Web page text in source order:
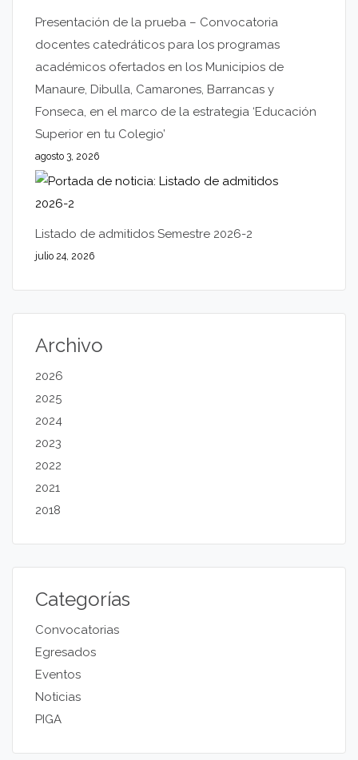
Presentación de la prueba – Convocatoria
docentes catedráticos para los programas
académicos ofertados en los Municipios de
Manaure, Dibulla, Camarones, Barrancas y
Fonseca, en el marco de la estrategia ‘Educación
Superior en tu Colegio’
agosto 3, 2026
Listado de admitidos Semestre 2026-2
julio 24, 2026
Archivo
2026
2025
2024
2023
2022
2021
2018
Categorías
Convocatorias
Egresados
Eventos
Noticias
PIGA